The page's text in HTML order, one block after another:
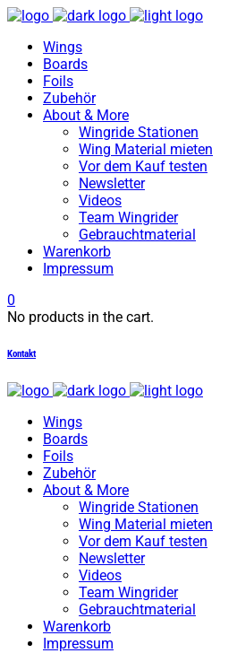
Wings
Boards
Foils
Zubehör
About & More
Wingride Stationen
Wing Material mieten
Vor dem Kauf testen
Newsletter
Videos
Team Wingrider
Gebrauchtmaterial
Warenkorb
Impressum
0
No products in the cart.
Kontakt
Wings
Boards
Foils
Zubehör
About & More
Wingride Stationen
Wing Material mieten
Vor dem Kauf testen
Newsletter
Videos
Team Wingrider
Gebrauchtmaterial
Warenkorb
Impressum